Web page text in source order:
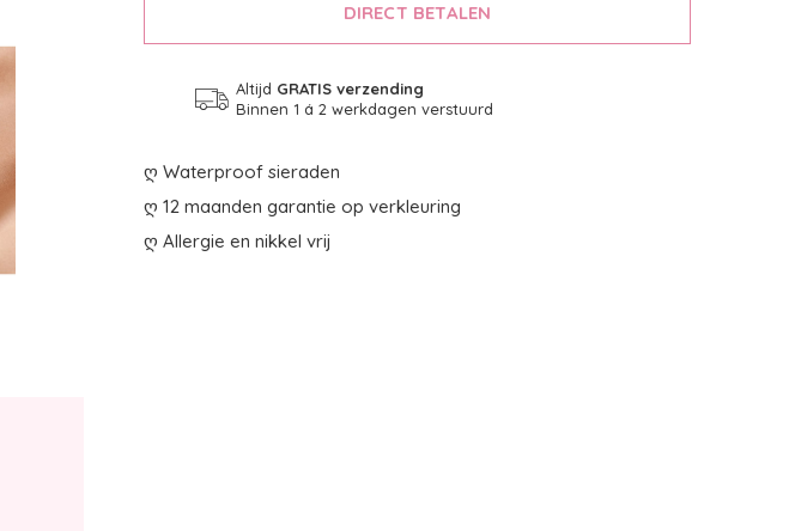
DIRECT BETALEN
Altijd GRATIS verzending
Binnen 1 á 2 werkdagen verstuurd
ღ Waterproof sieraden
ღ 12 maanden garantie op verkleuring
ღ Allergie en nikkel vrij